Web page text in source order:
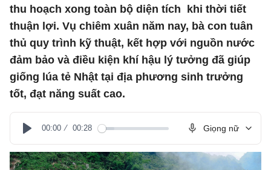
thu hoạch xong toàn bộ diện tích khi thời tiết
thuận lợi. Vụ chiêm xuân năm nay, bà con tuân
thủ quy trình kỹ thuật, kết hợp với nguồn nước
đảm bảo và điều kiện khí hậu lý tưởng đã giúp
giống lúa tẻ Nhật tại địa phương sinh trưởng
tốt, đạt năng suất cao.
Play
00:00 00:28 Giọng nữ